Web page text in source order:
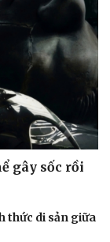
gây sốc rồi
thức di sản giữa